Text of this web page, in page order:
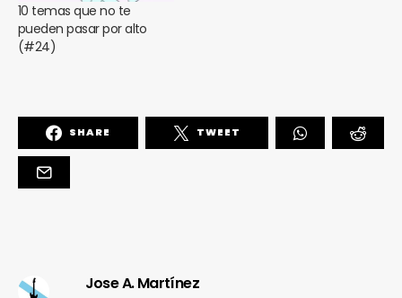
10 temas que no te
pueden pasar por alto
(#24)
SHARE TWEET
Jose A. Martínez